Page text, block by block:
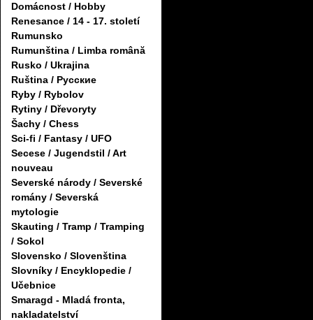
Domácnost / Hobby
Renesance / 14 - 17. století
Rumunsko
Rumunština / Limba română
Rusko / Ukrajina
Ruština / Русские
Ryby / Rybolov
Rytiny / Dřevoryty
Šachy / Chess
Sci-fi / Fantasy / UFO
Secese / Jugendstil / Art
nouveau
Severské národy / Severské
romány / Severská
mytologie
Skauting / Tramp / Tramping
/ Sokol
Slovensko / Slovenština
Slovníky / Encyklopedie /
Učebnice
Smaragd - Mladá fronta,
nakladatelství